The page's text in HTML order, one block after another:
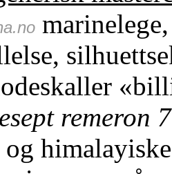
remeron
og